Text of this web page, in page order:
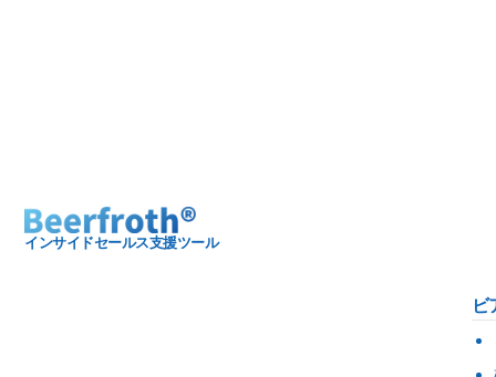
インサイドセールス支援ツール
ビ